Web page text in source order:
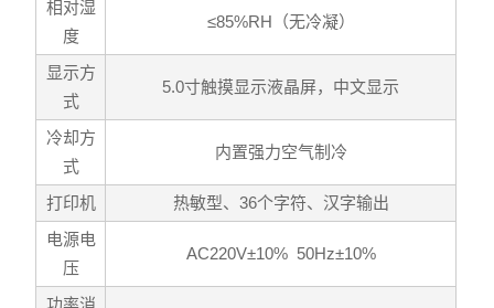
相对湿
度
≤85%RH（无冷凝）
显示方
式
5.0寸触摸显示液晶屏，中文显示
冷却方
式
内置强力空气制冷
打印机
热敏型、36个字符、汉字输出
电源电
压
AC220V±10% 50Hz±10%
功率消